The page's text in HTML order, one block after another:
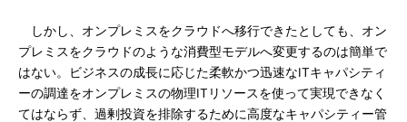
しかし、オンプレミスをクラウドへ移行できたとしても、オン
プレミスをクラウドのような消費型モデルへ変更するのは簡単で
はない。ビジネスの成長に応じた柔軟かつ迅速なITキャパシティ
ーの調達をオンプレミスの物理ITリソースを使って実現できなく
てはならず、過剰投資を排除するために高度なキャパシティー管